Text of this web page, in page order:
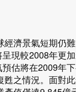
經濟景氣短期仍
現較2008年更
估將在2009年
甦之情況。面對